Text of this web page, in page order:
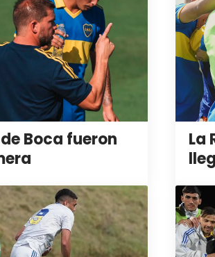
Boca fueron
La